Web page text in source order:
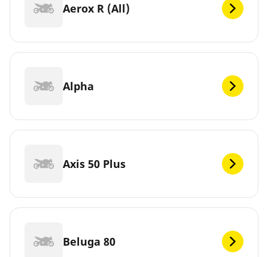
Aerox R (All)
Alpha
Axis 50 Plus
Beluga 80